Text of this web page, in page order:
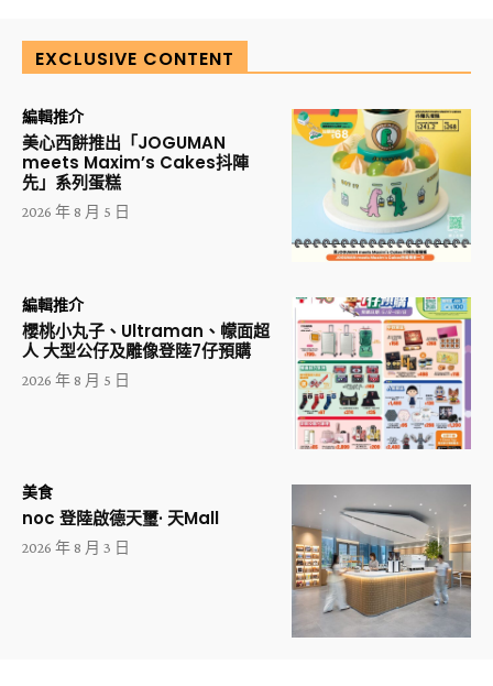
EXCLUSIVE CONTENT
編輯推介
美心西餅推出「JOGUMAN
meets Maxim’s Cakes抖陣
先」系列蛋糕
2026 年 8 月 5 日
編輯推介
櫻桃小丸子、Ultraman、幪面超
人 大型公仔及雕像登陸7仔預購
2026 年 8 月 5 日
美食
noc 登陸啟德天璽· 天Mall
2026 年 8 月 3 日